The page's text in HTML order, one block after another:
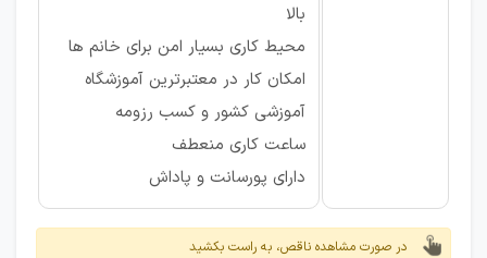
بالا
محیط کاری بسیار امن برای خانم ها
امکان کار در معتبرترین آموزشگاه
آموزشی کشور و کسب رزومه
ساعت کاری منعطف
دارای پورسانت و پاداش
در صورت مشاهده ناقص، به راست بکشید